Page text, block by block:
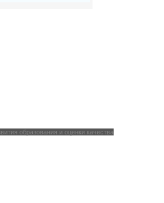
образования и оценки качества